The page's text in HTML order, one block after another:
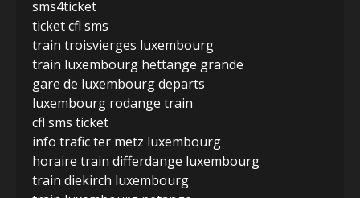
sms4ticket
ticket cfl sms
train troisvierges luxembourg
train luxembourg hettange grande
gare de luxembourg departs
luxembourg rodange train
cfl sms ticket
info trafic ter metz luxembourg
horaire train differdange luxembourg
train diekirch luxembourg